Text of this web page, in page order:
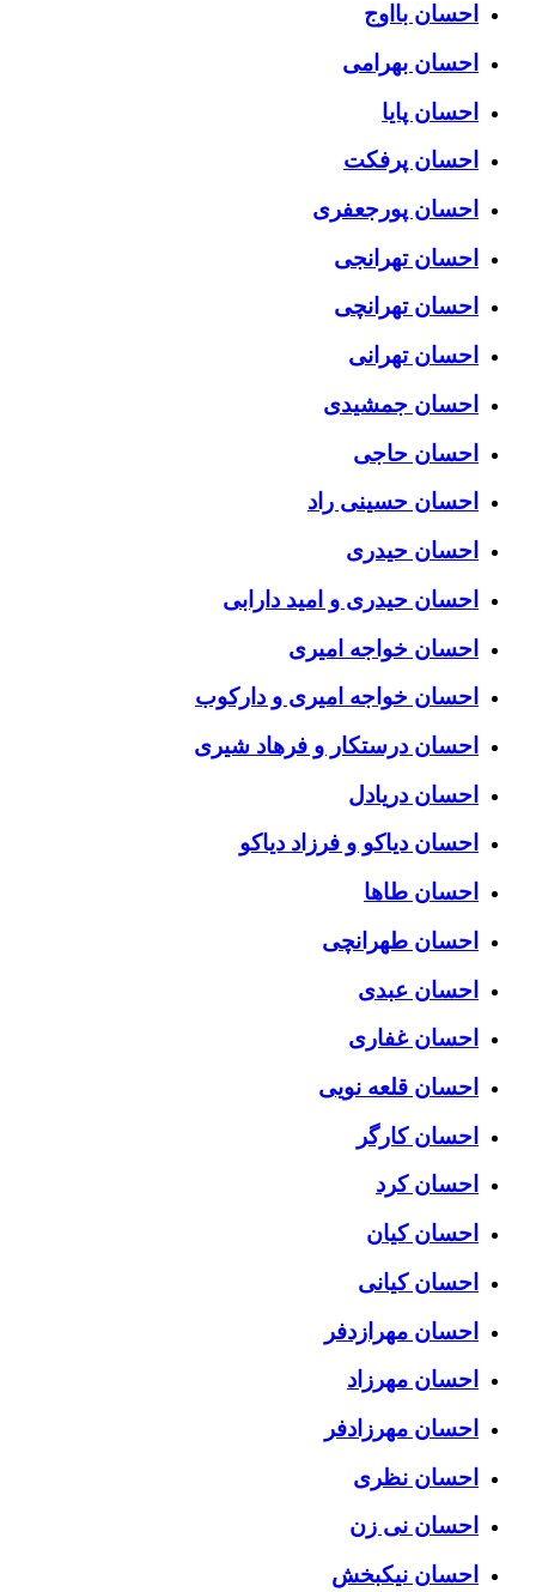
احسان بااوج
احسان بهرامی
احسان پایا
احسان پرفکت
احسان پورجعفری
احسان تهرانجی
احسان تهرانچی
احسان تهرانی
احسان جمشیدی
احسان حاجی
احسان حسینی راد
احسان حیدری
احسان حیدری و امید دارابی
احسان خواجه امیری
احسان خواجه امیری و دارکوب
احسان درستكار و فرهاد شيرى
احسان دریادل
احسان دیاکو و فرزاد دیاکو
احسان طاها
احسان طهرانچی
احسان عبدی
احسان غفاری
احسان قلعه نویی
احسان کارگر
احسان کرد
احسان کیان
احسان کیانی
احسان مهرازدفر
احسان مهرزاد
احسان مهرزادفر
احسان نظری
احسان نی زن
احسان نیکبخش